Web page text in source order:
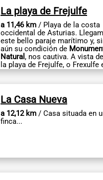
La playa de Frejulfe
a 11,46 km / Playa de la costa
occidental de Asturias.
este bello paraje marítimo y,
aún su condición de
Natural , nos cautiva. A vista
la playa de Frejulfe, o Frexulfe
La Casa Nueva
a 12,12 km / Casa situada en
finca...